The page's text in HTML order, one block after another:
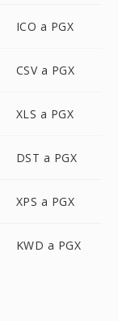
ICO a PGX
CSV a PGX
XLS a PGX
DST a PGX
XPS a PGX
KWD a PGX